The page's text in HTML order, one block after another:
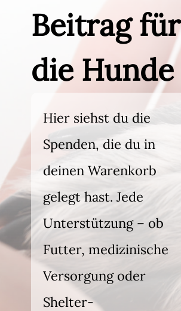
Beitrag für
die Hunde
Hier siehst du die
Spenden, die du in
deinen Warenkorb
gelegt hast. Jede
Unterstützung – ob
Futter, medizinische
Versorgung oder
Shelter-